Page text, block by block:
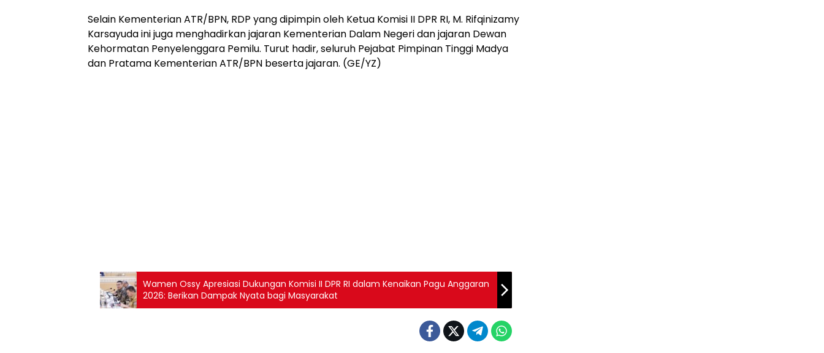
Selain Kementerian ATR/BPN, RDP yang dipimpin oleh Ketua Komisi II DPR RI, M. Rifqinizamy
Karsayuda ini juga menghadirkan jajaran Kementerian Dalam Negeri dan jajaran Dewan
Kehormatan Penyelenggara Pemilu. Turut hadir, seluruh Pejabat Pimpinan Tinggi Madya
dan Pratama Kementerian ATR/BPN beserta jajaran. (GE/YZ)
Wamen Ossy Apresiasi Dukungan Komisi II DPR RI dalam Kenaikan Pagu Anggaran
2026: Berikan Dampak Nyata bagi Masyarakat